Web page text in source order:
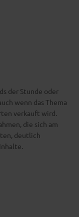
der Stunde oder
wenn das Thema
verkauft wird.
die sich am
deutlich